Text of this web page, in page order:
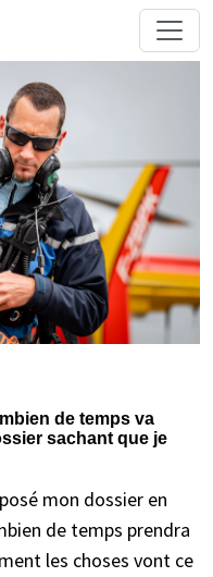
de temps va
sachant que je
mon dossier en
de temps prendra
les choses vont ce